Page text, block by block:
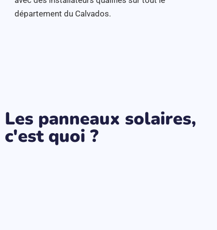
département du Calvados.
Les panneaux solaires,
c'est quoi ?